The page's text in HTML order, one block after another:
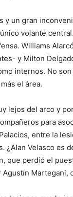
y un gran
volante
Williams
y Milton
internos. No
el área.
lejos del arco y
para
entre la
¿Alan Velasco es
que perdió el
Martegani,